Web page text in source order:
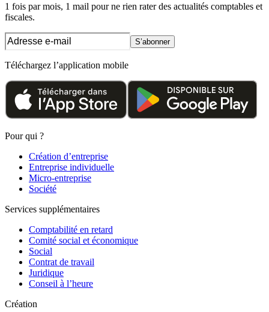
1 fois par mois, 1 mail pour ne rien rater des actualités comptables et
fiscales.
S’abonner
Téléchargez l’application mobile
Pour qui ?
Création d’entreprise
Entreprise individuelle
Micro-entreprise
Société
Services supplémentaires
Comptabilité en retard
Comité social et économique
Social
Contrat de travail
Juridique
Conseil à l’heure
Création